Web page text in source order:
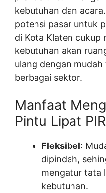
kebutuhan dan
potensi pasar untuk
di Kota Klaten cukup
kebutuhan akan
ulang dengan
berbagai sektor.
Manfaat
Pintu Lipat
Fleksibel:
dipindah,
mengatur tata
kebutuhan.